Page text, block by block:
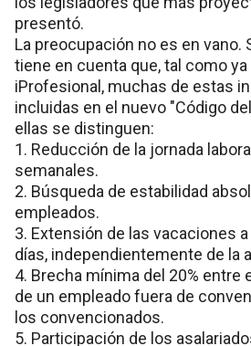
presentó.
La preocupación no es en vano.
tiene en cuenta que, tal como
iProfesional, muchas de estas
incluidas en el nuevo "Código
ellas se distinguen:
1. Reducción de la jornada
semanales.
2. Búsqueda de estabilidad
empleados.
3. Extensión de las vacaciones
días, independientemente de la
4. Brecha mínima del 20% entre
de un empleado fuera de
los convencionados.
5. Participación de los